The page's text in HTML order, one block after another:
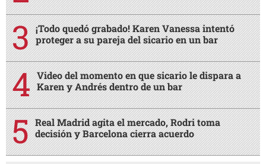
¡Todo quedó grabado! Karen Vanessa intentó
proteger a su pareja del sicario en un bar
Video del momento en que sicario le dispara a
Karen y Andrés dentro de un bar
Real Madrid agita el mercado, Rodri toma
decisión y Barcelona cierra acuerdo